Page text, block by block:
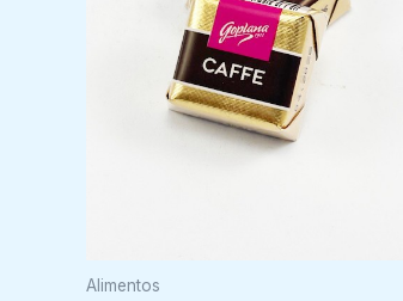
Alimentos